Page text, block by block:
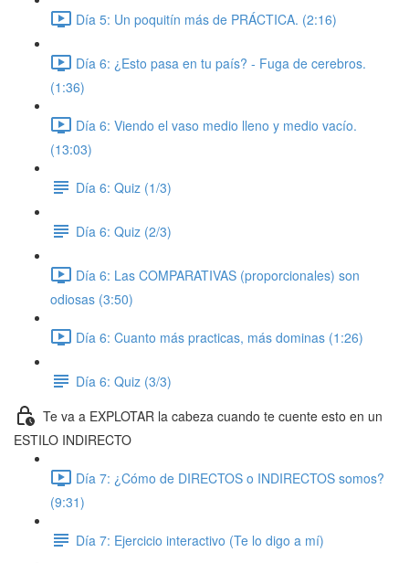
Día 5: Un poquitín más de PRÁCTICA. (2:16)
Día 6: ¿Esto pasa en tu país? - Fuga de cerebros.
(1:36)
Día 6: Viendo el vaso medio lleno y medio vacío.
(13:03)
Día 6: Quiz (1/3)
Día 6: Quiz (2/3)
Día 6: Las COMPARATIVAS (proporcionales) son
odiosas (3:50)
Día 6: Cuanto más practicas, más dominas (1:26)
Día 6: Quiz (3/3)
Te va a EXPLOTAR la cabeza cuando te cuente esto en un
ESTILO INDIRECTO
Día 7: ¿Cómo de DIRECTOS o INDIRECTOS somos?
(9:31)
Día 7: Ejercicio interactivo (Te lo digo a mí)